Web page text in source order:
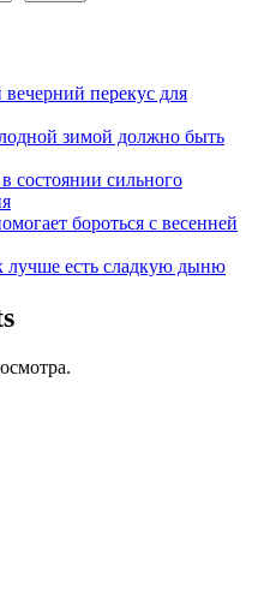
перекус для
зимой должно быть
состоянии сильного
бороться с весенней
лучше есть сладкую дыню